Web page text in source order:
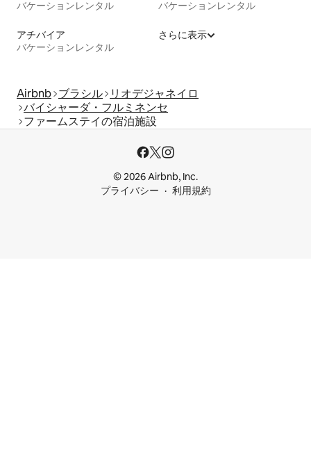
バケーションレンタル
バケーションレンタル
アチバイア
バケーションレンタル
さらに表示
Airbnb ブラシル
リオデジャネイロ
バイシャーダ・フルミネンセ
ファームステイの宿泊施設
© 2026 Airbnb, Inc.
プライバシー
利用規約